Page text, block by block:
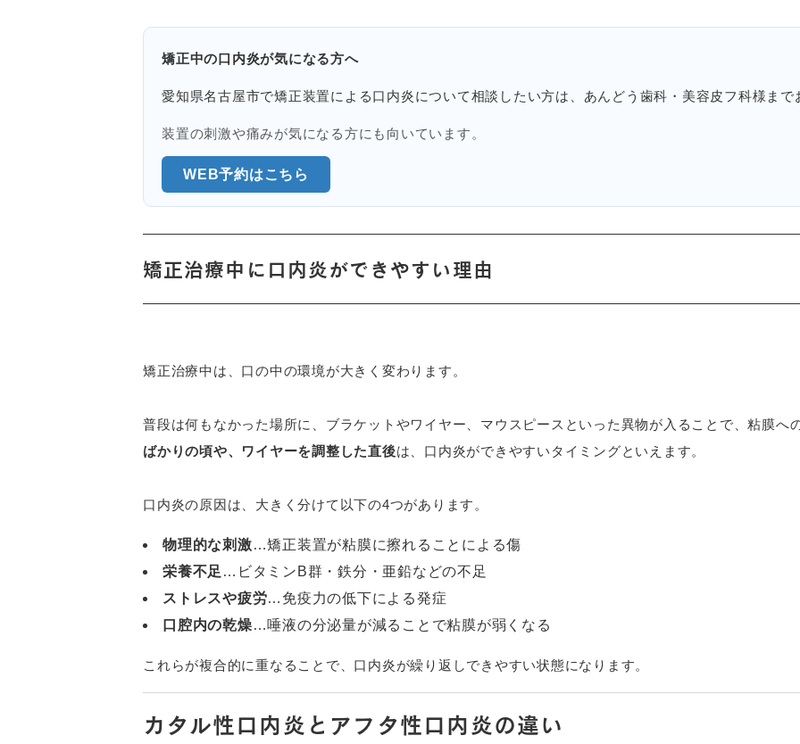
矯正中の口内炎が気になる方へ
愛知県名古屋市で矯正装置による口内炎について相談したい方は、あんどう歯科・美容皮フ科様ま
装置の刺激や痛みが気になる方にも向いています。
WEB予約はこちら
矯正治療中に口内炎ができやすい理由
矯正治療中は、口の中の環境が大きく変わります。
普段は何もなかった場所に、ブラケットやワイヤー、マウスピースといった異物が入ることで、粘膜へ
ばかりの頃や、ワイヤーを調整した直後は、口内炎ができやすいタイミングといえます。
口内炎の原因は、大きく分けて以下の4つがあります。
物理的な刺激…矯正装置が粘膜に擦れることによる傷
栄養不足 …ビタミンB群・鉄分・亜鉛などの不足
ストレスや疲労…免疫力の低下による発症
口腔内の乾燥…唾液の分泌量が減ることで粘膜が弱くなる
これらが複合的に重なることで、口内炎が繰り返しできやすい状態になります。
カタル性口内炎とアフタ性口内炎の違い